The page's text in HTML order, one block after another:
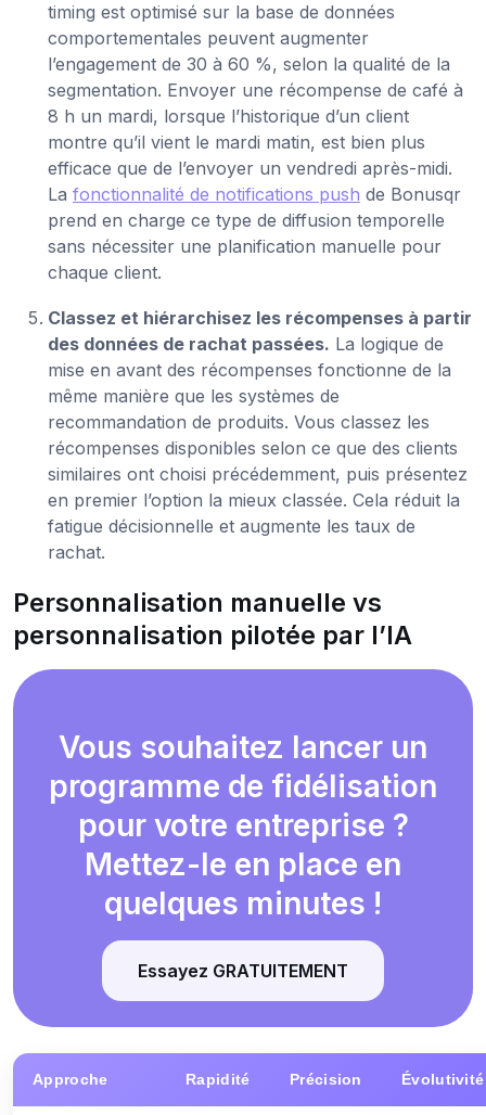
timing est optimisé sur la base de données
comportementales peuvent augmenter
l’engagement de 30 à 60 %, selon la qualité de la
segmentation. Envoyer une récompense de café à
8 h un mardi, lorsque l’historique d’un client
montre qu’il vient le mardi matin, est bien plus
efficace que de l’envoyer un vendredi après-midi.
La fonctionnalité de notifications push de Bonusqr
prend en charge ce type de diffusion temporelle
sans nécessiter une planification manuelle pour
chaque client.
Classez et hiérarchisez les récompenses à partir
des données de rachat passées. La logique de
mise en avant des récompenses fonctionne de la
même manière que les systèmes de
recommandation de produits. Vous classez les
récompenses disponibles selon ce que des clients
similaires ont choisi précédemment, puis présentez
en premier l’option la mieux classée. Cela réduit la
fatigue décisionnelle et augmente les taux de
rachat.
Personnalisation manuelle vs
personnalisation pilotée par l’IA
Vous souhaitez lancer un
programme de fidélisation
pour votre entreprise ?
Mettez-le en place en
quelques minutes !
Essayez GRATUITEMENT
Approche Rapidité Précision Évolutivité